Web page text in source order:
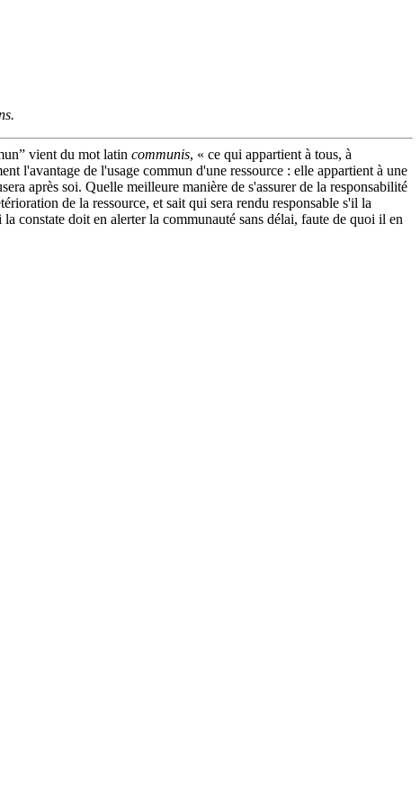
vient du mot latin communis, « ce qui appartient à tous, à
l'avantage de l'usage commun d'une ressource : elle appartient à une
après soi. Quelle meilleure manière de s'assurer de la responsabilité
de la ressource, et sait qui sera rendu responsable s'il la
constate doit en alerter la communauté sans délai, faute de quoi il en